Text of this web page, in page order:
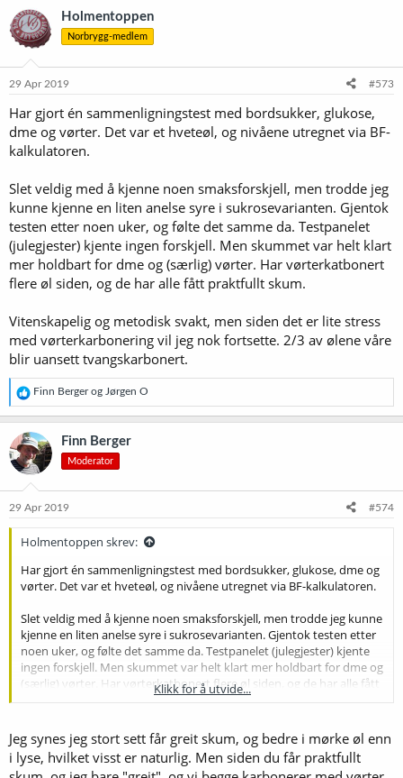
Holmentoppen
Norbrygg-medlem
29 Apr 2019 #573
Har gjort én sammenligningstest med bordsukker, glukose,
dme og vørter. Det var et hveteøl, og nivåene utregnet via BF-
kalkulatoren.
Slet veldig med å kjenne noen smaksforskjell, men trodde jeg
kunne kjenne en liten anelse syre i sukrosevarianten. Gjentok
testen etter noen uker, og følte det samme da. Testpanelet
(julegjester) kjente ingen forskjell. Men skummet var helt klart
mer holdbart for dme og (særlig) vørter. Har vørterkatbonert
flere øl siden, og de har alle fått praktfullt skum.
Vitenskapelig og metodisk svakt, men siden det er lite stress
med vørterkarbonering vil jeg nok fortsette. 2/3 av ølene våre
blir uansett tvangskarbonert.
R
e
a
k
s
j
o
e
Finn Bergerog Jørgen O
Finn Berger
Moderator
29 Apr 2019 #574
Holmentoppen skrev:
Har gjort én sammenligningstest med bordsukker, glukose, dme og
vørter. Det var et hveteøl, og nivåene utregnet via BF-kalkulatoren.
Slet veldig med å kjenne noen smaksforskjell, men trodde jeg kunne
kjenne en liten anelse syre i sukrosevarianten. Gjentok testen etter
noen uker, og følte det samme da. Testpanelet (julegjester) kjente
ingen forskjell. Men skummet var helt klart mer holdbart for dme og
(særlig) vørter. Har vørterkatbonert flere øl siden, og de har alle fått
Vitenskapelig og metodisk svakt, men siden det er lite stress med
vørterkarbonering vil jeg nok fortsette. 2/3 av ølene våre blir
uansett tvangskarbonert.
Klikk for å utvide...
Jeg synes jeg stort sett får greit skum, og bedre i mørke øl enn
i lyse, hvilket visst er naturlig. Men siden du får praktfullt